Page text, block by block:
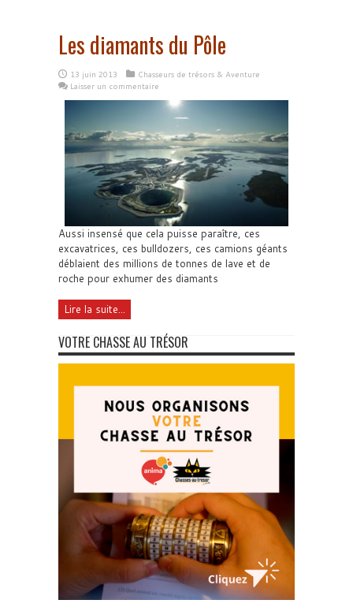
Les diamants du Pôle
13 juin 2013
Chasseurs de trésors & Aventure
Laisser un commentaire
Aussi insensé que cela puisse paraître, ces
excavatrices, ces bulldozers, ces camions géants
déblaient des millions de tonnes de lave et de
roche pour exhumer des diamants
Lire la suite...
VOTRE CHASSE AU TRÉSOR